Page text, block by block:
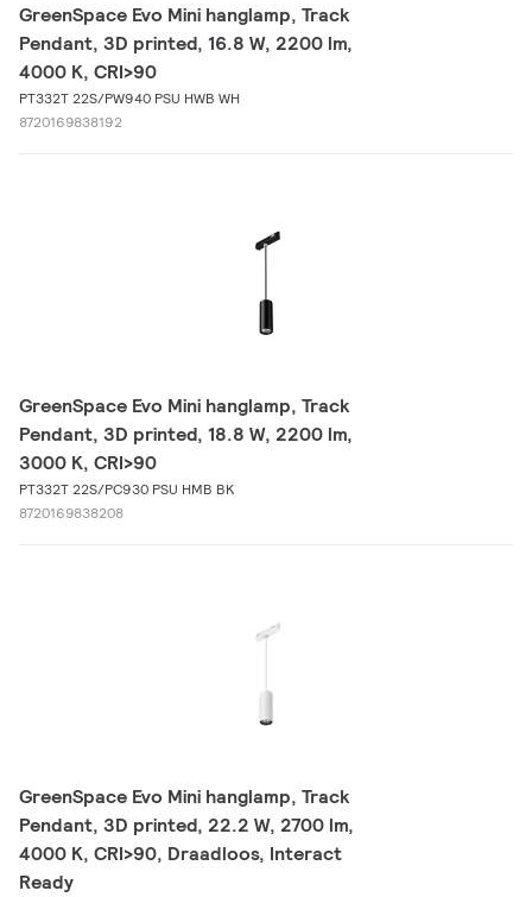
GreenSpace Evo Mini hanglamp, Track
Pendant, 3D printed, 16.8 W, 2200 lm,
4000 K, CRI>90
PT332T 22S/PW940 PSU HWB WH
8720169838192
GreenSpace Evo Mini hanglamp, Track
Pendant, 3D printed, 18.8 W, 2200 lm,
3000 K, CRI>90
PT332T 22S/PC930 PSU HMB BK
8720169838208
GreenSpace Evo Mini hanglamp, Track
Pendant, 3D printed, 22.2 W, 2700 lm,
4000 K, CRI>90, Draadloos, Interact
Ready